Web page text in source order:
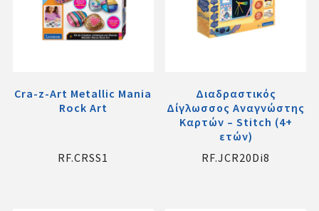
Cra-z-Art Metallic Mania
Rock Art
RF.CRSS1
Διαδραστικός
Δίγλωσσος Αναγνώστης
Καρτών – Stitch (4+
ετών)
RF.JCR20Di8